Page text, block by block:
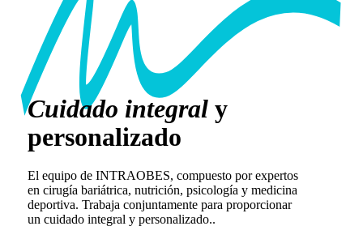
Cuidado integral y
personalizado
El equipo de INTRAOBES, compuesto por expertos
en cirugía bariátrica, nutrición, psicología y medicina
deportiva. Trabaja conjuntamente para proporcionar
un cuidado integral y personalizado..